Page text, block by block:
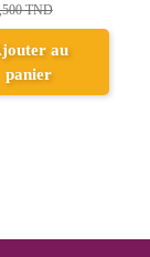
Ajouter au